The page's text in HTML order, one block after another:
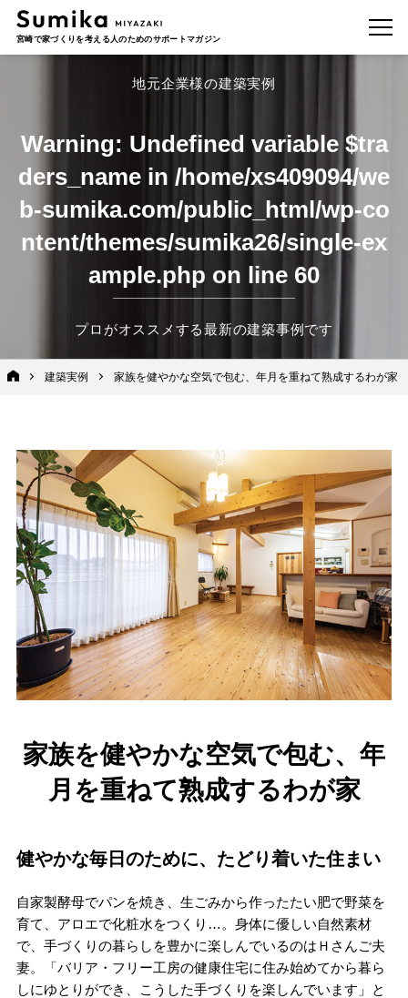
宮崎で家づくりを考える人のためのサポートマガジン
地元企業様の建築実例
Warning: Undefined variable $tra
ders_name in /home/xs409094/we
b-sumika.com/public_html/wp-co
ntent/themes/sumika26/single-ex
ample.php on line 60
プロがオススメする最新の建築事例です
建築実例 家族を健やかな空気で包む、年月を重ねて熟成するわが家
家族を健やかな空気で包む、年
月を重ねて熟成するわが家
健やかな毎日のために、たどり着いた住まい
自家製酵母でパンを焼き、生ごみから作ったたい肥で野菜を
育て、アロエで化粧水をつくり…。身体に優しい自然素材
で、手づくりの暮らしを豊かに楽しんでいるのはＨさんご夫
妻。「バリア・フリー工房の健康住宅に住み始めてから暮ら
しにゆとりができ、こうした手づくりを楽しんでいます」と